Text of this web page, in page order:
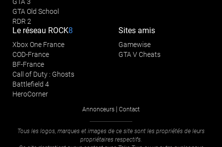
GTA Old School
RDR 2
Le réseau ROCK8
Xbox One France
COD-France
BF-France
Call of Duty : Ghosts
Battlefield 4
HeroCorner
Sites amis
Gamewise
GTA V Cheats
Annonceurs | Contact
Tous les logos, marques et images de ce site sont les propriétés de leurs
propriétaires respectifs.